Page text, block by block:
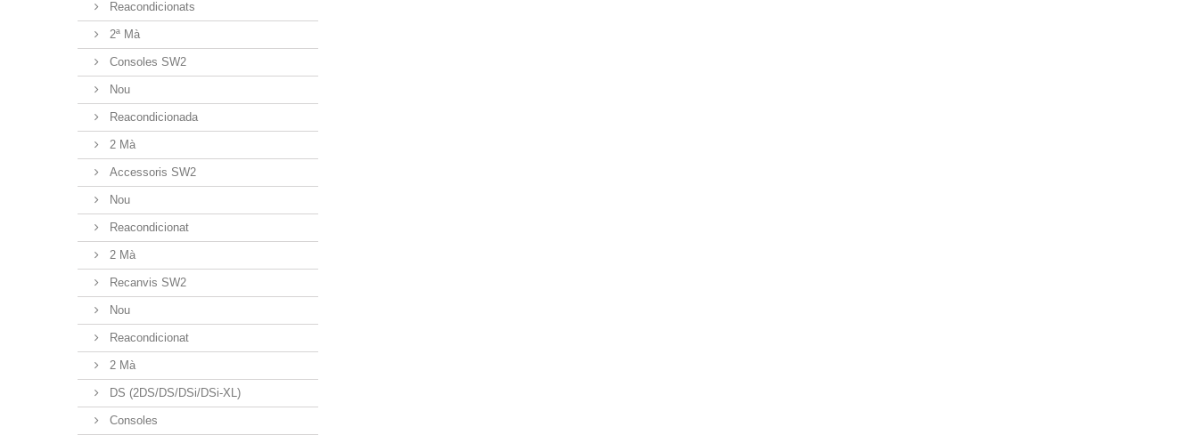
Reacondicionats
2ª Mà
Consoles SW2
Nou
Reacondicionada
2 Mà
Accessoris SW2
Nou
Reacondicionat
2 Mà
Recanvis SW2
Nou
Reacondicionat
2 Mà
DS (2DS/DS/DSi/DSi-XL)
Consoles